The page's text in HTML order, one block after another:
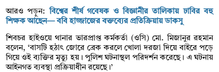
আরও পড়ুন:বিশ্বের শীর্ষ গবেষক ও বিজ্ঞানীর তালিকায় ঢাবির বহু
শিক্ষক আছেন— ববি হাজ্জাজের বক্তব্যের প্রতিক্রিয়ায় ডাকসু
শিবচর হাইওয়ে থানার ভারপ্রাপ্ত কর্মকর্তা (ওসি) মো. মিজানুর রহমান
বলেন, ‘বাসটি হঠাৎ জোরে ব্রেক করলে খোলা দরজা দিয়ে বাইরে পড়ে
গিয়ে ওই ব্যক্তির মৃত্যু হয়। পুলিশ ঘটনাস্থল পরিদর্শন করেছে। এ ঘটনায়
আইনগত ব্যবস্থা প্রক্রিয়াধীন রয়েছে।’